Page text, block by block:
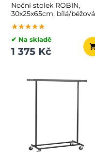
Noční stolek ROBIN,
30x25x65cm, bílá/béžová
★★★★★
★★★★★
★★★★★
✔ Na skladě
1 375 Kč